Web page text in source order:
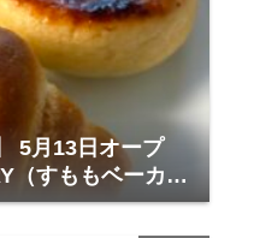
5月13日オープ
（すももベーカリ